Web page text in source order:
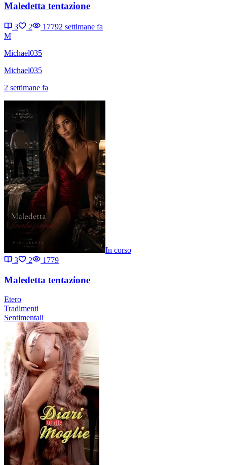
Maledetta tentazione
3 2 17792 settimane fa
M
Michael035
Michael035
2 settimane fa
In corso
3
2 1779
Maledetta tentazione
Etero
Tradimenti
Sentimentali